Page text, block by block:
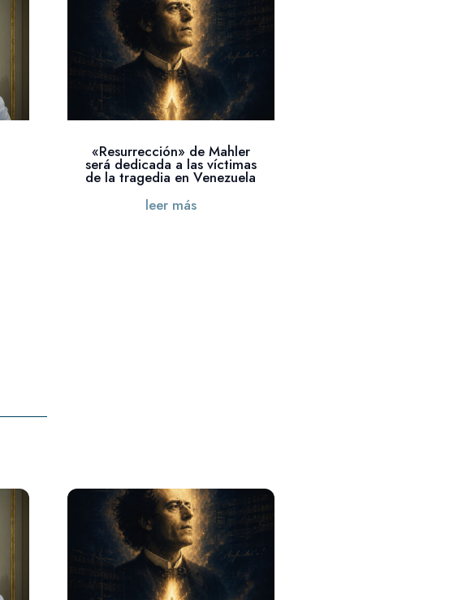
«Resurrección» de Mahler
será dedicada a las víctimas
de la tragedia en Venezuela
leer más